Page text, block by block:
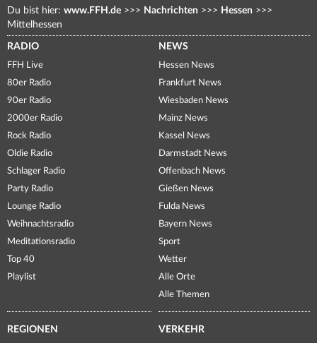
Du bist hier: www.FFH.de >>> Nachrichten >>> Hessen >>>
Mittelhessen
RADIO
FFH Live
80er Radio
90er Radio
2000er Radio
Rock Radio
Oldie Radio
Schlager Radio
Party Radio
Lounge Radio
Weihnachtsradio
Meditationsradio
Top 40
Playlist
NEWS
Hessen News
Frankfurt News
Wiesbaden News
Mainz News
Kassel News
Darmstadt News
Offenbach News
Gießen News
Fulda News
Bayern News
Sport
Wetter
Alle Orte
Alle Themen
REGIONEN VERKEHR